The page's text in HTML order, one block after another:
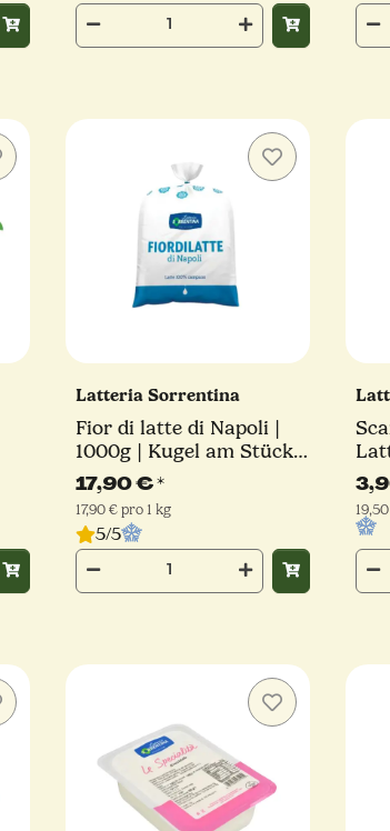
Latteria Sorrentina
Fior di latte di Napoli |
1000g | Kugel am Stück |
Latteria Sorrentina
17,90 €*
17,90 € pro 1 kg
5/5